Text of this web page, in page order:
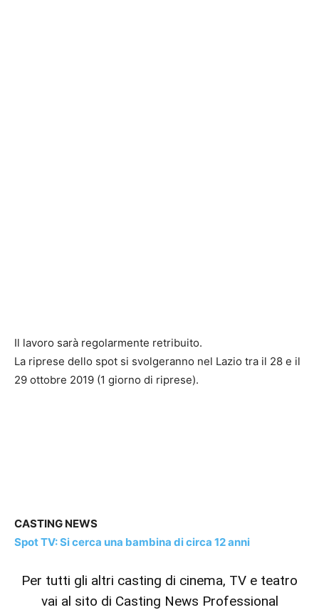
Il lavoro sarà regolarmente retribuito.
La riprese dello spot si svolgeranno nel Lazio tra il 28 e il
29 ottobre 2019 (1 giorno di riprese).
CASTING NEWS
Spot TV: Si cerca una bambina di circa 12 anni
Per tutti gli altri casting di cinema, TV e teatro
vai al sito di Casting News Professional